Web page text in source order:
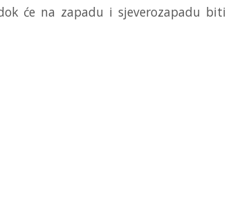
će na zapadu i sjeverozapadu biti